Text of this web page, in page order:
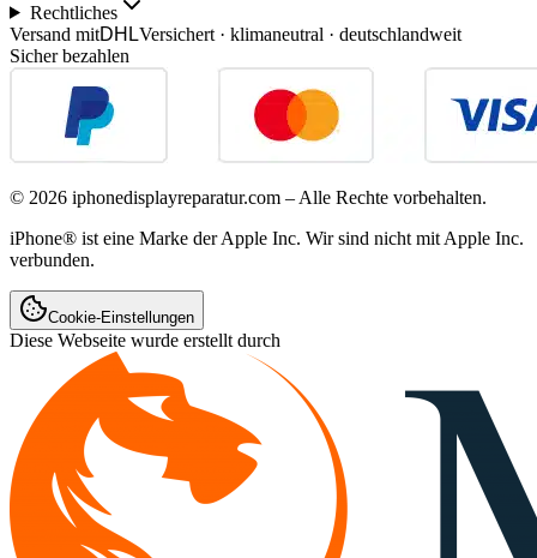
Rechtliches
Versand mitDHLVersichert · klimaneutral · deutschlandweit
Sicher bezahlen
© 2026 iphonedisplayreparatur.com – Alle Rechte vorbehalten.
iPhone® ist eine Marke der Apple Inc. Wir sind nicht mit Apple Inc.
verbunden.
Cookie-Einstellungen
Diese Webseite wurde erstellt durch